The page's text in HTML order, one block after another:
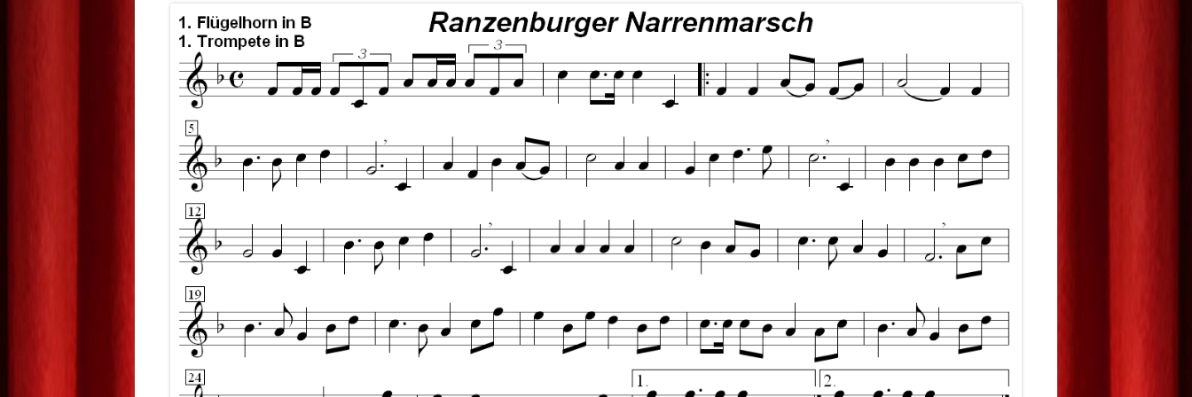
GARDEN PRINZENGARDE
SHOWTANZGRUPPE
JUGENDGARDE
NARRENMARSCH
HISTORIE
EHEMALIGE KINDERPRINZENPAARE